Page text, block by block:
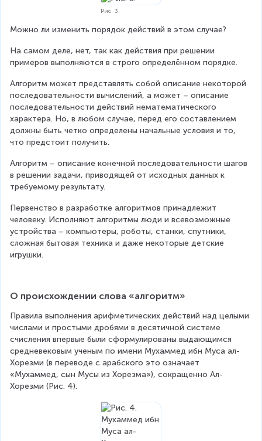
2
4
3
0
;
&
5
)
q
u
a
3
0
\
n
e
;
6
)
\
q
u
a
d
1
\
r
g
h
t
)
-
2
\
c
d
o
t
\
(
Рис. 3.
Можно ли изменить порядок действий в этом случае?
На самом деле, нет, так как действия при решении
примеров выполняются в строго определённом порядке.
Алгоритм может представлять собой описание некоторой
последовательности вычислений, а может – описание
последовательности действий нематематического
характера. Но, в любом случае, перед его составлением
должны быть четко определены начальные условия и то,
что предстоит получить.
Алгоритм – описание конечной последовательности шагов
в решении задачи, приводящей от исходных данных к
требуемому результату.
Первенство в разработке алгоритмов принадлежит
человеку. Исполняют алгоритмы люди и всевозможные
устройства – компьютеры, роботы, станки, спутники,
сложная бытовая техника и даже некоторые детские
игрушки.
О происхождении слова «алгоритм»
Правила выполнения арифметических действий над целыми
числами и простыми дробями в десятичной системе
счисления впервые были сформулированы выдающимся
средневековым ученым по имени Мухаммед ибн Муса ал-
Хорезми (в переводе с арабского это означает
«Мухаммед, сын Мусы из Хорезма»), сокращенно Ал-
Хорезми (Рис. 4).